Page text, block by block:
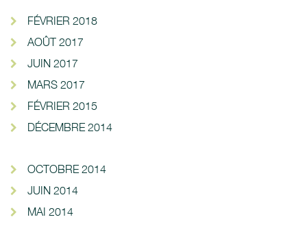
FÉVRIER 2018
AOÛT 2017
JUIN 2017
MARS 2017
FÉVRIER 2015
DÉCEMBRE 2014
OCTOBRE 2014
JUIN 2014
MAI 2014